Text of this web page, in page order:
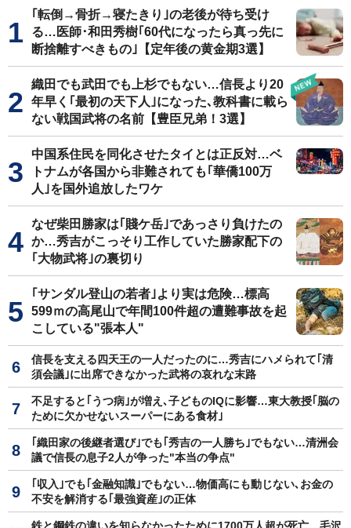
｢転倒→骨折→寝たきり｣の老後が待ち受け
る…医師･和田秀樹｢60代になったら真っ先に
断捨離すべきもの｣【定年後の黄金期3選】
織田でも武田でも上杉でもない…信長より20
年早く｢最初の天下人｣になった､教科書に載ら
ない戦国武将の名前【豊臣兄弟！3選】
中国系住民を同化させたタイとは正反対…ベ
トナムが各国から非難されても｢華僑100万
人｣を国外追放したワケ
なぜ柴田勝家は｢賤ケ岳｣であっさり負けたの
か…秀吉がこっそり工作していた勝家配下の
｢大物武将｣の裏切り
｢サンダル登山の若者｣より実は危険…標高
599ｍの高尾山で年間100件超の遭難事故を起
こしている"張本人"
信長を支える四天王の一人だったのに…秀吉にハメられて｢清
須会議｣に出席できなかった武将の哀れな末路
不足すると｢うつ病｣が増え､子どものIQに影響…東大教授｢脳の
ために欠かせないスーパーにある食材｣
｢織田家の後継者選び｣でも｢秀吉の一人勝ち｣でもない…清洲会
議で信長の息子2人が争った"本当の争点"
｢収入｣でも｢金融知識｣でもない…物価高にも動じない､お金の
不安を解消する｢最強資産｣の正体